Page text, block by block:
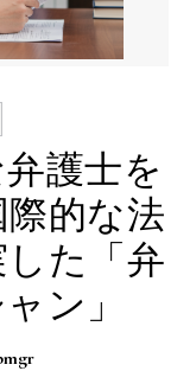
護士を
的な法
た「弁
ン」